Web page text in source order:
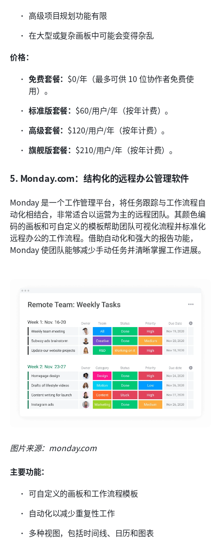
高级项目规划功能有限
在大型或复杂画板中可能会变得杂乱
价格：
免费套餐： $0/年（最多可供 10 位协作者免费使
用）。
标准版套餐： $60/用户/年（按年计费）。
高级套餐： $120/用户/年（按年计费）。
旗舰版套餐： $210/用户/年（按年计费）。
5. Monday.com：结构化的远程办公管理软件
Monday 是一个工作管理平台，将任务跟踪与工作流程自
动化相结合，非常适合以运营为主的远程团队。其颜色编
码的画板和可自定义的模板帮助团队可视化流程并标准化
远程办公的工作流程。借助自动化和强大的报告功能，
Monday 使团队能够减少手动任务并清晰掌握工作进展。
图片来源：monday.com
主要功能：
可自定义的画板和工作流程模板
自动化以减少重复性工作
多种视图，包括时间线、日历和图表